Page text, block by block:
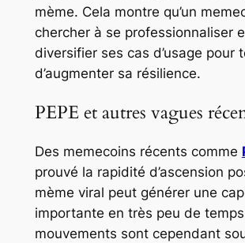
mème. Cela montre qu’un
chercher à se professionnaliser
diversifier ses cas d’usage pour
d’augmenter sa résilience.
PEPE et autres vagues
Des memecoins récents comme
prouvé la rapidité d’ascension
mème viral peut générer une
importante en très peu de
mouvements sont cependant